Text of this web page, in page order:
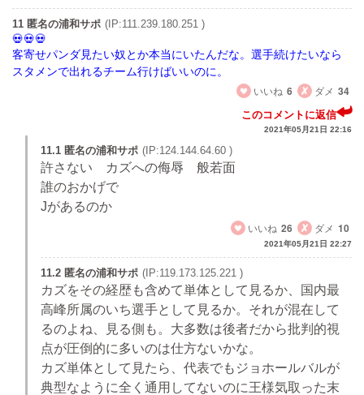
11 匿名の浦和サポ (IP:111.239.180.251 )
客寄せパンダ見たい奴とか本当にいたんだな。選手続けたいなら
スタメンで出れるチーム行けばいいのに。
いいね 6 ダメ 34
このコメントに返信
2021年05月21日 22:16
11.1 匿名の浦和サポ (IP:124.144.64.60 )
許さない カズへの侮辱 般若面
誰のおかげで
Jがあるのか
いいね 26 ダメ 10
2021年05月21日 22:27
11.2 匿名の浦和サポ (IP:119.173.125.221 )
カズをその経歴も含めて単体として見るか、国内最
高峰所属のいち選手として見るか。それが混在して
るのよね、見る側も。大多数は後者だから批判的視
点が圧倒的に多いのは仕方ないかな。
カズ単体として見たら、代表でもジョホールバルが
典型なように全く通用してないのに王様気取った末